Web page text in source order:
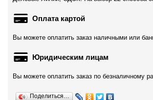
Оплата картой
Вы можете оплатить заказ наличными или
Юридическим лицам
Вы можете оплатить заказ по безналичному
Поделиться…